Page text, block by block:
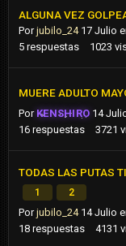
ALGUNA VEZ
Porjubilo_24 17 Julio
5 respuestas 1023
MUERE ADULTO
Por KENSHIRO 14
16 respuestas 3721
TODAS LAS PUTAS
1 2
Porjubilo_24 14 Julio
18 respuestas 4131